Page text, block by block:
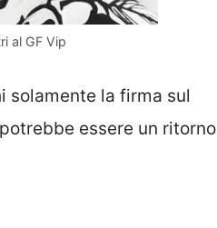
al GF Vip
solamente la firma sul
essere un ritorno